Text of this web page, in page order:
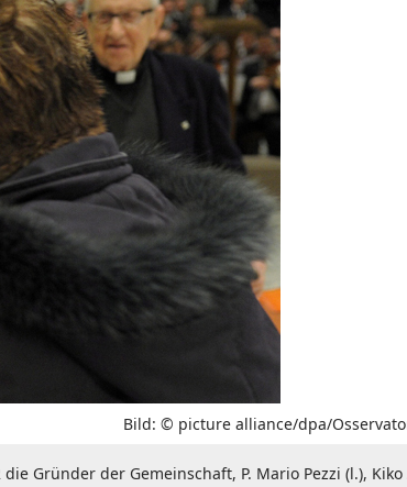
Bild: © picture alliance/dpa/
Gründer der Gemeinschaft, P. Mario Pezzi (l.),